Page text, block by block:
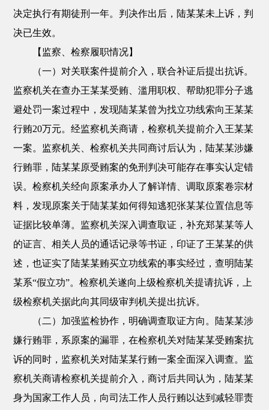
决定执行有期徒刑一年。判决作出后，陆某某未上诉，判
决已生效。
【监察、检察履职情况】
（一）对关联案件提前介入，联合补证后提出抗诉。
监察机关在查办王某某受贿、滥用职权、帮助犯罪分子逃
避处罚一案过程中，发现陆某某曾为找立功线索向王某某
行贿20万元。经监察机关商请，检察机关提前介入王某某
一案。监察机关、检察机关共同商讨后认为，陆某某涉嫌
行贿罪，陆某某原受贿案的免刑判决可能存在事实认定错
误。检察机关经向原案承办人了解详情、调取原案卷宗材
料，发现原案关于陆某某如何得知逃犯张某某位置信息等
证据比较单薄。监察机关深入调查取证，补充郑某某等人
的证言、相关人员的通话记录等书证，印证了王某某的供
述，也证实了陆某某贿买立功线索的事实经过，查明陆某
某系“假立功”。检察机关遂向上级检察机关提请抗诉，上
级检察机关据此向其同级审判机关提出抗诉。
（二）加强监检协作，明确调查取证方向。陆某某涉
嫌行贿罪，系原案的漏罪，在检察机关对陆某某受贿案抗
诉的同时，监察机关对陆某某行贿一案全面深入调查。监
察机关商请检察机关提前介入，商讨后共同认为，陆某某
身为国家工作人员，向司法工作人员行贿以达到减轻罪责